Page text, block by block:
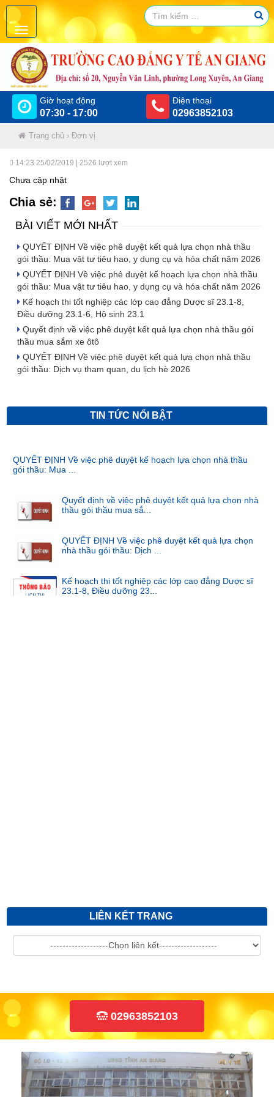
Giờ hoạt động
07:30 - 17:00
Điện thoại
02963852103
Trang chủ › Đơn vị
14:23 25/02/2019 | 2526 lượt xem
Chưa cập nhật
Chia sẻ:
BÀI VIẾT MỚI NHẤT
QUYẾT ĐỊNH Về việc phê duyệt kết quả lựa chọn nhà thầu
gói thầu: Mua vật tư tiêu hao, y dụng cụ và hóa chất năm 2026
QUYẾT ĐỊNH Về việc phê duyệt kế hoạch lựa chọn nhà thầu
gói thầu: Mua vật tư tiêu hao, y dụng cụ và hóa chất năm 2026
Kế hoạch thi tốt nghiệp các lớp cao đẳng Dược sĩ 23.1-8,
Điều dưỡng 23.1-6, Hộ sinh 23.1
Quyết định về việc phê duyệt kết quả lựa chọn nhà thầu gói
thầu mua sắm xe ôtô
QUYẾT ĐỊNH Về việc phê duyệt kết quả lựa chọn nhà thầu
gói thầu: Dịch vụ tham quan, du lịch hè 2026
TIN TỨC NỔI BẬT
QUYẾT ĐỊNH Về việc phê duyệt kết quả lựa chọn nhà thầu gói
thầu: Mua v...
QUYẾT ĐỊNH Về việc phê duyệt kế hoạch lựa chọn nhà thầu
gói thầu: Mua ...
Quyết định về việc phê duyệt kết quả lựa chọn nhà
thầu gói thầu mua sắ...
QUYẾT ĐỊNH Về việc phê duyệt kết quả lựa chọn
nhà thầu gói thầu: Dịch ...
Kế hoạch thi tốt nghiệp các lớp cao đẳng Dược sĩ
23.1-8, Điều dưỡng 23...
LIÊN KẾT TRANG
02963852103